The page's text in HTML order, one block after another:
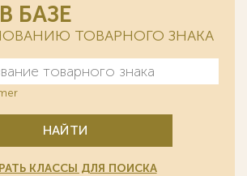
БАЗЕ
ТОВАРНОГО ЗНАКА
НАЙТИ
КЛАССЫ ДЛЯ ПОИСКА